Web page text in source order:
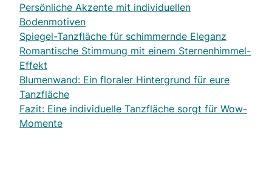
Persönliche Akzente mit individuellen
Bodenmotiven
Spiegel-Tanzfläche für schimmernde Eleganz
Romantische Stimmung mit einem Sternenhimmel-
Effekt
Blumenwand: Ein floraler Hintergrund für eure
Tanzfläche
Fazit: Eine individuelle Tanzfläche sorgt für Wow-
Momente